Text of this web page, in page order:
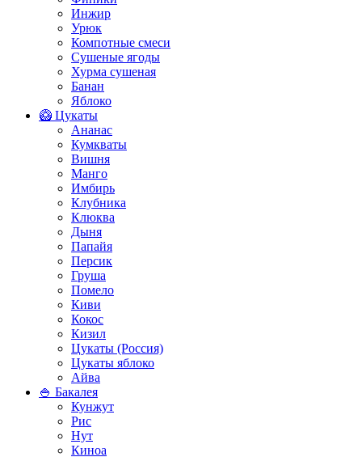
Инжир
Урюк
Компотные смеси
Сушеные ягоды
Хурма сушеная
Банан
Яблоко
🥝 Цукаты
Ананас
Кумкваты
Вишня
Манго
Имбирь
Клубника
Клюква
Дыня
Папайя
Персик
Груша
Помело
Киви
Кокос
Кизил
Цукаты (Россия)
Цукаты яблоко
Айва
🍚 Бакалея
Кунжут
Рис
Нут
Киноа